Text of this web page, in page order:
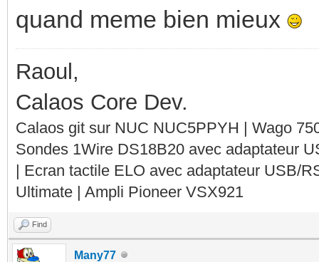
quand meme bien mieux
Raoul,
Calaos Core Dev.
Calaos git sur NUC NUC5PPYH | Wago
Sondes 1Wire DS18B20 avec adaptateur
| Ecran tactile ELO avec adaptateur USB/
Ultimate | Ampli Pioneer VSX921
Find
Many77